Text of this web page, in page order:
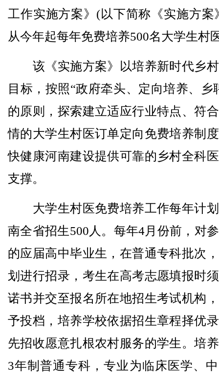
工作实施方案》(以下简称《实施方案
从今年起每年免费培养500名大学生村
该《实施方案》以培养新时代乡
目标，按照“政府牵头、定向培养、乡
的原则，探索建立适应行业特点、符
情的大学生村医订单定向免费培养制
快健康河南建设提供可靠的乡村全科
支撑。
大学生村医免费培养工作每年计
南全省招生500人。每年4月份前，对
的应届高中毕业生，在普通专科批次
划进行招录，考生在高考志愿填报时
诺书并交至报名所在地招生考试机构
予投档，培养学校依据招生章程择优
先招收愿意扎根农村服务的学生。培
3年制普通专科，专业为临床医学、